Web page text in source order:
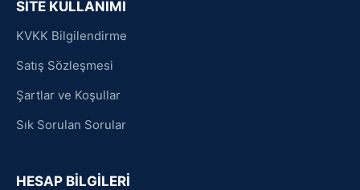
SİTE KULLANIMI
KVKK Bilgilendirme
Satış Sözleşmesi
Şartlar ve Koşullar
Sık Sorulan Sorular
HESAP BİLGİLERİ